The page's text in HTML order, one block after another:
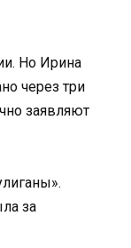
Но Ирина
через три
заявляют
за